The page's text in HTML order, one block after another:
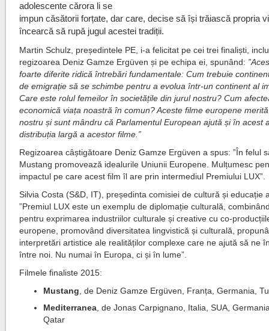
adolescente cărora li se
impun căsătorii forțate, dar care, decise să își trăiască propria
încearcă să rupă jugul acestei tradiții.
Martin Schulz, președintele PE, i-a felicitat pe cei trei finaliști,
regizoarea Deniz Gamze Ergüven și pe echipa ei, spunând:
foarte diferite ridică întrebări fundamentale: Cum trebuie
de emigrație să se schimbe pentru a evolua într-un continent al
Care este rolul femeilor în societățile din jurul nostru? Cum
economică viața noastră în comun? Aceste filme europene
nostru și sunt mândru că Parlamentul European ajută și în acest
distribuția largă a acestor filme.”
Regizoarea câștigătoare Deniz Gamze Ergüven a spus: ”În felul
Mustang promovează idealurile Uniunii Europene. Mulțumesc
impactul pe care acest film îl are prin intermediul Premiului LUX”.
Silvia Costa (S&D, IT), președinta comisiei de cultură și educație
”Premiul LUX este un exemplu de diplomație culturală,
pentru exprimarea industriilor culturale și creative cu co-
europene, promovând diversitatea lingvistică și culturală,
interpretări artistice ale realităților complexe care ne ajută să ne
între noi. Nu numai în Europa, ci și în lume”.
Filmele finaliste 2015:
Mustang , de Deniz Gamze Ergüven, Franța, Germania,
Mediterranea , de Jonas Carpignano, Italia, SUA,
Qatar